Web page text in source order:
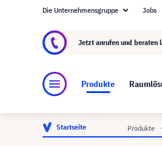
Über visunext.de
Die Unternehmensgruppe Jobs
Jetzt anrufen und beraten
Produkte
Startseite Produkte